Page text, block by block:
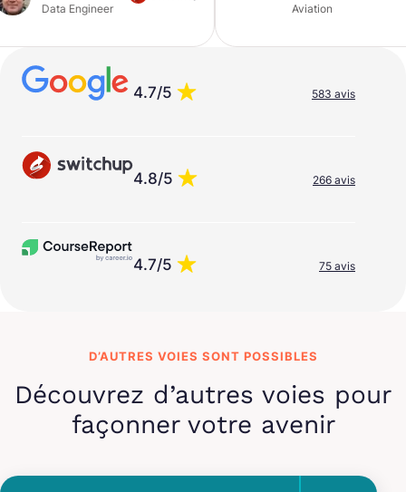
4.7/5 583 avis
4.8/5 266 avis
4.7/5 75 avis
D’AUTRES VOIES SONT POSSIBLES
Découvrez d’autres voies pour
façonner votre avenir